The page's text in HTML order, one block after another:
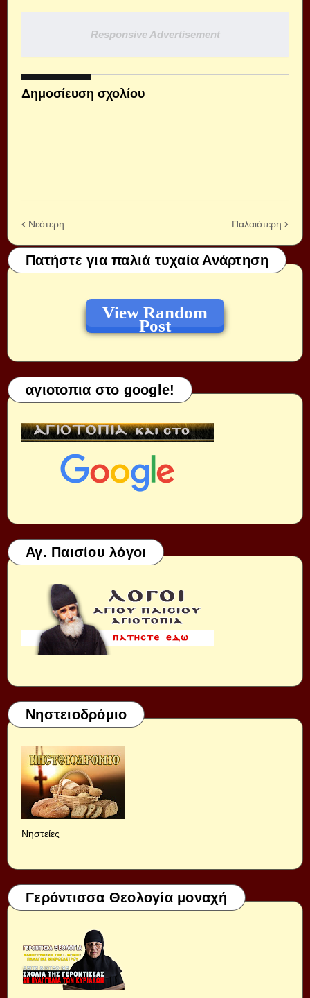
Responsive Advertisement
Δημοσίευση σχολίου
Νεότερη Παλαιότερη
Πατήστε για παλιά τυχαία Ανάρτηση
View Random
Post
αγιοτοπια στο google!
Αγ. Παισίου λόγοι
Νηστειοδρόμιο
Νηστείες
Γερόντισσα Θεολογία μοναχή